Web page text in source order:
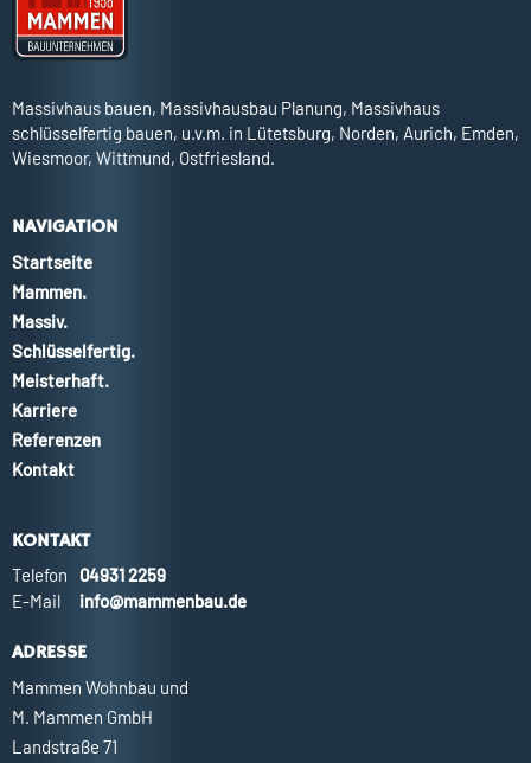
Massivhaus bauen, Massivhausbau Planung, Massivhaus
schlüsselfertig bauen, u.v.m. in Lütetsburg, Norden, Aurich, Emden,
Wiesmoor, Wittmund, Ostfriesland.
NAVIGATION
Startseite
Mammen.
Massiv.
Schlüsselfertig.
Meisterhaft.
Karriere
Referenzen
Kontakt
KONTAKT
Telefon
04931 2259
E-Mail
info@mammenbau.de
ADRESSE
Mammen Wohnbau und
M. Mammen GmbH
Landstraße 71